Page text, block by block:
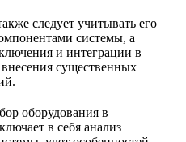
следует учитывать его
системы, а
и интеграции в
существенных
оборудования в
в себя анализ